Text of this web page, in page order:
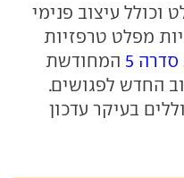
וכולל עיצוב פנימי
מפלט טרפזיות
סדרה 5
המחודשת
העיצוב החדש לפגושים.
בעיקר עדכון